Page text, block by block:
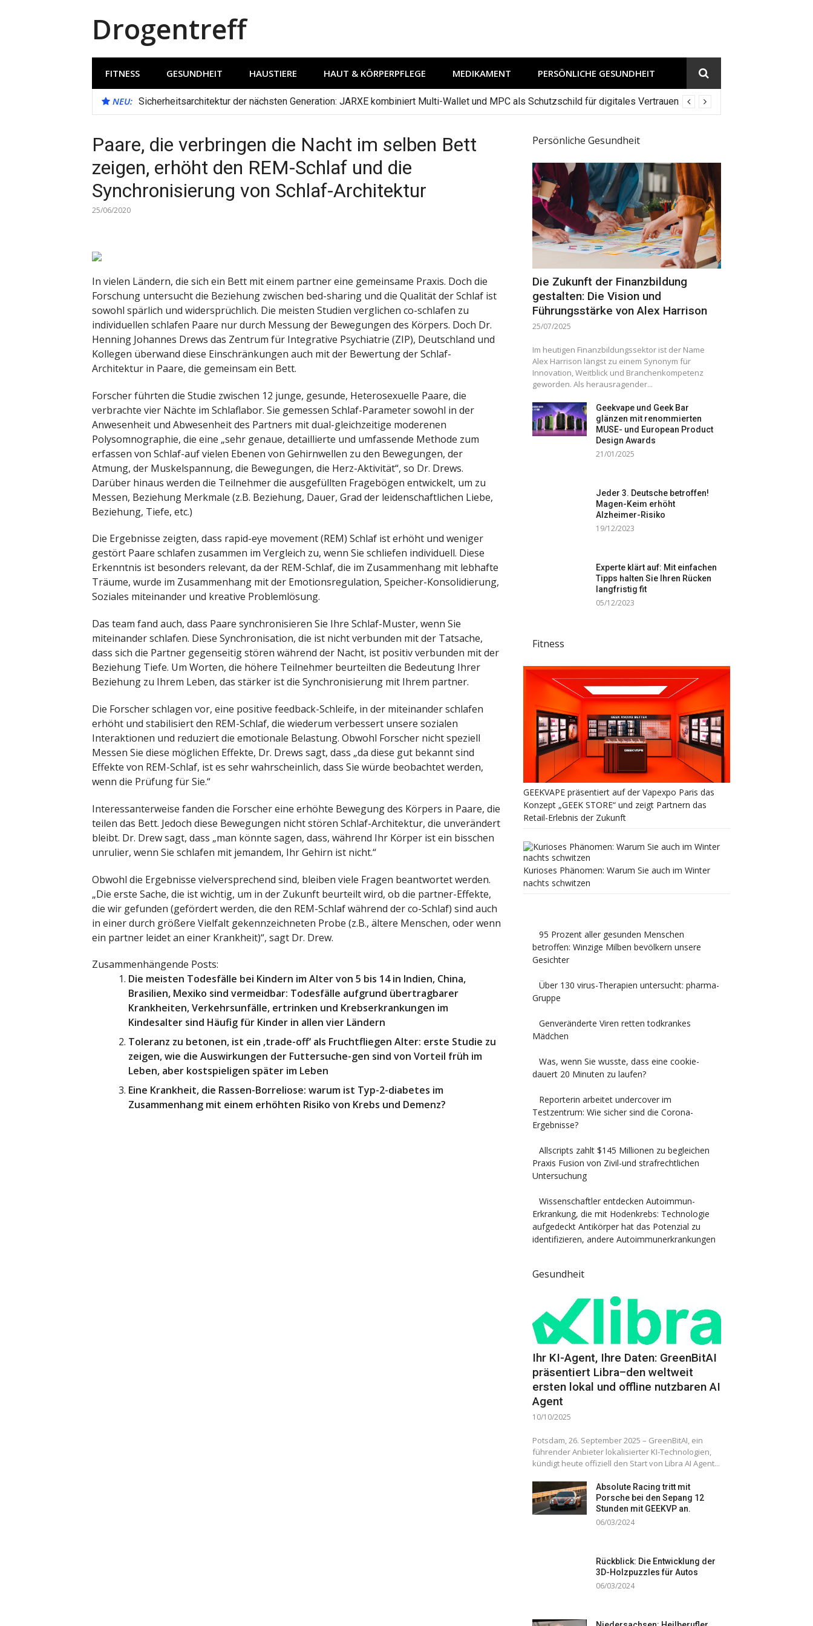
Drogentreff
FITNESS GESUNDHEIT HAUSTIERE HAUT & KÖRPERPFLEGE MEDIKAMENT PERSÖNLICHE GESUNDHEIT
NEU: Sicherheitsarchitektur der nächsten Generation: JARXE kombiniert Multi-Wallet und MPC als Schutzschild für digitales Vertrauen
Paare, die verbringen die Nacht im selben Bett
zeigen, erhöht den REM-Schlaf und die
Synchronisierung von Schlaf-Architektur
25/06/2020
In vielen Ländern, die sich ein Bett mit einem partner eine gemeinsame Praxis. Doch die
Forschung untersucht die Beziehung zwischen bed-sharing und die Qualität der Schlaf ist
sowohl spärlich und widersprüchlich. Die meisten Studien verglichen co-schlafen zu
individuellen schlafen Paare nur durch Messung der Bewegungen des Körpers. Doch Dr.
Henning Johannes Drews das Zentrum für Integrative Psychiatrie (ZIP), Deutschland und
Kollegen überwand diese Einschränkungen auch mit der Bewertung der Schlaf-
Architektur in Paare, die gemeinsam ein Bett.
Forscher führten die Studie zwischen 12 junge, gesunde, Heterosexuelle Paare, die
verbrachte vier Nächte im Schlaflabor. Sie gemessen Schlaf-Parameter sowohl in der
Anwesenheit und Abwesenheit des Partners mit dual-gleichzeitige moderenen
Polysomnographie, die eine „sehr genaue, detaillierte und umfassende Methode zum
erfassen von Schlaf-auf vielen Ebenen von Gehirnwellen zu den Bewegungen, der
Atmung, der Muskelspannung, die Bewegungen, die Herz-Aktivität“, so Dr. Drews.
Darüber hinaus werden die Teilnehmer die ausgefüllten Fragebögen entwickelt, um zu
Messen, Beziehung Merkmale (z.B. Beziehung, Dauer, Grad der leidenschaftlichen Liebe,
Beziehung, Tiefe, etc.)
Die Ergebnisse zeigten, dass rapid-eye movement (REM) Schlaf ist erhöht und weniger
gestört Paare schlafen zusammen im Vergleich zu, wenn Sie schliefen individuell. Diese
Erkenntnis ist besonders relevant, da der REM-Schlaf, die im Zusammenhang mit lebhafte
Träume, wurde im Zusammenhang mit der Emotionsregulation, Speicher-Konsolidierung,
Soziales miteinander und kreative Problemlösung.
Das team fand auch, dass Paare synchronisieren Sie Ihre Schlaf-Muster, wenn Sie
miteinander schlafen. Diese Synchronisation, die ist nicht verbunden mit der Tatsache,
dass sich die Partner gegenseitig stören während der Nacht, ist positiv verbunden mit der
Beziehung Tiefe. Um Worten, die höhere Teilnehmer beurteilten die Bedeutung Ihrer
Beziehung zu Ihrem Leben, das stärker ist die Synchronisierung mit Ihrem partner.
Die Forscher schlagen vor, eine positive feedback-Schleife, in der miteinander schlafen
erhöht und stabilisiert den REM-Schlaf, die wiederum verbessert unsere sozialen
Interaktionen und reduziert die emotionale Belastung. Obwohl Forscher nicht speziell
Messen Sie diese möglichen Effekte, Dr. Drews sagt, dass „da diese gut bekannt sind
Effekte von REM-Schlaf, ist es sehr wahrscheinlich, dass Sie würde beobachtet werden,
wenn die Prüfung für Sie.“
Interessanterweise fanden die Forscher eine erhöhte Bewegung des Körpers in Paare, die
teilen das Bett. Jedoch diese Bewegungen nicht stören Schlaf-Architektur, die unverändert
bleibt. Dr. Drew sagt, dass „man könnte sagen, dass, während Ihr Körper ist ein bisschen
unrulier, wenn Sie schlafen mit jemandem, Ihr Gehirn ist nicht.“
Obwohl die Ergebnisse vielversprechend sind, bleiben viele Fragen beantwortet werden.
„Die erste Sache, die ist wichtig, um in der Zukunft beurteilt wird, ob die partner-Effekte,
die wir gefunden (gefördert werden, die den REM-Schlaf während der co-Schlaf) sind auch
in einer durch größere Vielfalt gekennzeichneten Probe (z.B., ältere Menschen, oder wenn
ein partner leidet an einer Krankheit)“, sagt Dr. Drew.
Zusammenhängende Posts:
Die meisten Todesfälle bei Kindern im Alter von 5 bis 14 in Indien, China,
Brasilien, Mexiko sind vermeidbar: Todesfälle aufgrund übertragbarer
Krankheiten, Verkehrsunfälle, ertrinken und Krebserkrankungen im
Kindesalter sind Häufig für Kinder in allen vier Ländern
Toleranz zu betonen, ist ein ‚trade-off‘ als Fruchtfliegen Alter: erste Studie zu
zeigen, wie die Auswirkungen der Futtersuche-gen sind von Vorteil früh im
Leben, aber kostspieligen später im Leben
Eine Krankheit, die Rassen-Borreliose: warum ist Typ-2-diabetes im
Zusammenhang mit einem erhöhten Risiko von Krebs und Demenz?
Persönliche Gesundheit
Die Zukunft der Finanzbildung
gestalten: Die Vision und
Führungsstärke von Alex Harrison
25/07/2025
Im heutigen Finanzbildungssektor ist der Name
Alex Harrison längst zu einem Synonym für
Innovation, Weitblick und Branchenkompetenz
geworden. Als herausragender...
Geekvape und Geek Bar
glänzen mit renommierten
MUSE- und European Product
Design Awards
21/01/2025
Jeder 3. Deutsche betroffen!
Magen-Keim erhöht
Alzheimer-Risiko
19/12/2023
Experte klärt auf: Mit einfachen
Tipps halten Sie Ihren Rücken
langfristig fit
05/12/2023
Fitness
GEEKVAPE präsentiert auf der Vapexpo Paris das
Konzept „GEEK STORE“ und zeigt Partnern das
Retail-Erlebnis der Zukunft
Kurioses Phänomen: Warum Sie auch im Winter
nachts schwitzen
95 Prozent aller gesunden Menschen
betroffen: Winzige Milben bevölkern unsere
Gesichter
Über 130 virus-Therapien untersucht: pharma-
Gruppe
Genveränderte Viren retten todkrankes
Mädchen
Was, wenn Sie wusste, dass eine cookie-
dauert 20 Minuten zu laufen?
Reporterin arbeitet undercover im
Testzentrum: Wie sicher sind die Corona-
Ergebnisse?
Allscripts zahlt $145 Millionen zu begleichen
Praxis Fusion von Zivil-und strafrechtlichen
Untersuchung
Wissenschaftler entdecken Autoimmun-
Erkrankung, die mit Hodenkrebs: Technologie
aufgedeckt Antikörper hat das Potenzial zu
identifizieren, andere Autoimmunerkrankungen
Gesundheit
Ihr KI-Agent, Ihre Daten: GreenBitAI
präsentiert Libra–den weltweit
ersten lokal und offline nutzbaren AI
Agent
10/10/2025
Potsdam, 26. September 2025 – GreenBitAI, ein
führender Anbieter lokalisierter KI-Technologien,
kündigt heute offiziell den Start von Libra AI Agent...
Absolute Racing tritt mit
Porsche bei den Sepang 12
Stunden mit GEEKVP an.
06/03/2024
Rückblick: Die Entwicklung der
3D-Holzpuzzles für Autos
06/03/2024